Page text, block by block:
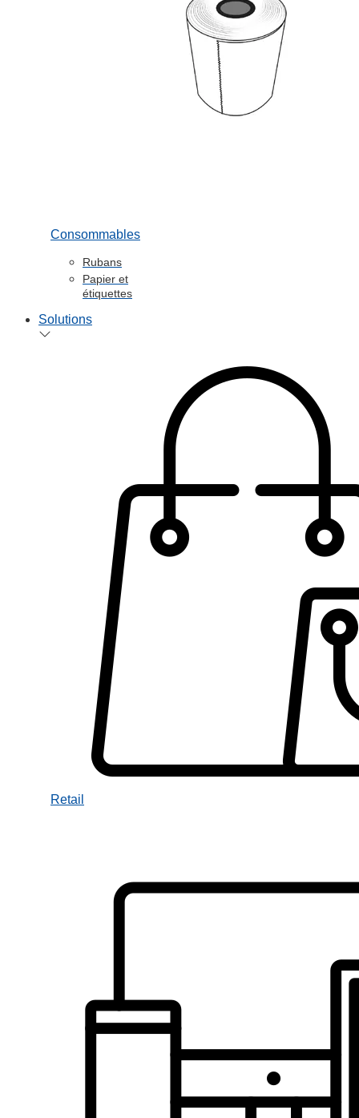
Consommables
Rubans
Papier et
étiquettes
Solutions
Retail